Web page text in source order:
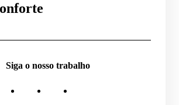
Siga o nosso trabalho